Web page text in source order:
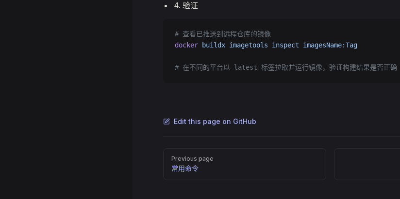
验证
# 查看已推送到远程仓库的镜像
docker buildx imagetools inspect imagesName:Tag
# 在不同的平台以 latest 标签拉取并运行镜像，验证构建结果是否正确
Edit this page on GitHub
Pager
Previous page
常用命令